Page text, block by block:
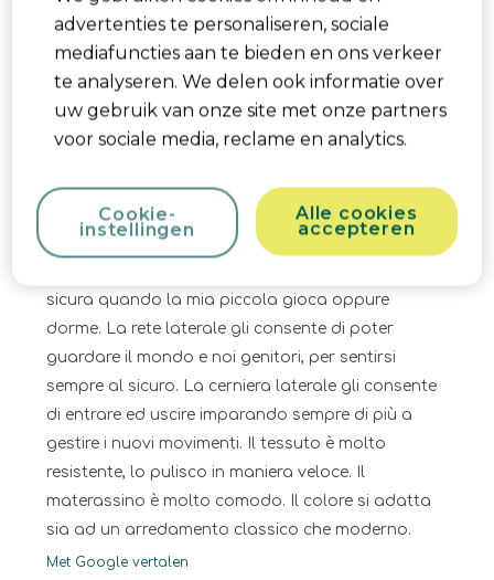
5 van 5 sterren.
Comodità e sicurezza
Raffazzurra
een jaar geleden
Della misura giusta, si chiude facilmente, occupa
poco spazio. Il bagagliaio della mia auto è
piccolo, riesco a trasportarla in maniera
sicura quando la mia piccola gioca oppure
dorme. La rete laterale gli consente di poter
guardare il mondo e noi genitori, per sentirsi
sempre al sicuro. La cerniera laterale gli consente
di entrare ed uscire imparando sempre di più a
gestire i nuovi movimenti. Il tessuto è molto
resistente, lo pulisco in maniera veloce. Il
materassino è molto comodo. Il colore si adatta
sia ad un arredamento classico che moderno.
Met Google vertalen
advertenties te personaliseren, sociale
mediafuncties aan te bieden en ons verkeer
te analyseren. We delen ook informatie over
uw gebruik van onze site met onze partners
voor sociale media, reclame en analytics.
Alle cookies
accepteren
Cookie-
instellingen